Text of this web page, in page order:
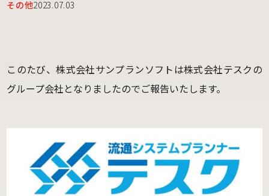
その他2023.07.03
このたび、株式会社サンプランソフトは株式会社テスクの
グループ会社となりましたのでご報告いたします。